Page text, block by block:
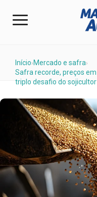
Início› Mercado e safra›
Safra recorde, preços
triplo desafio do